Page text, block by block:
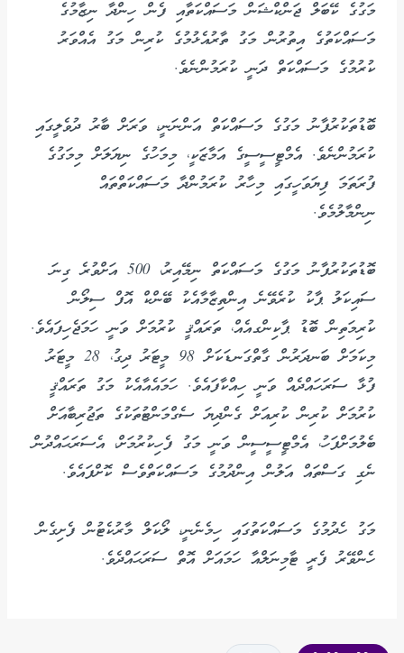
މަގުގެ ކޭބަލް ޖަންކްޝަން މަސައްކަތާއި ފެން ހިންދާ ނިޒާމުގެ
މަސައްކަތުގެ އިތުރުން މަގު ތާރުއެޅުމުގެ ކުރިން މަގު އެއްވަރު
ކުރުމުގެ މަސައްކަތް ދަނީ ކުރަމުންނެވެ.
ބޮޑުތަކުރުފާނު މަގުގެ މަސައްކަތް އަންނަނީ، ވަރަށް ބާރު ދުވެލީގައި
ކުރަމުންނެވެ. އެމްޓީސީސީގެ އަމާޒަކީ، މިމަހުގެ ނިޔަލަށް މިމަގުގެ
ފުރަތަމަ ފިޔަވަހީގައި މިހާރު ކުރަމުންދާ މަސައްކަތްތައް
ނިންމާލުމެވެ.
ބޮޑުތަކުރުފާނު މަގުގެ މަސައްކަތް ނިމޭއިރު، 500 އަށްވުރެ ގިނަ
ސައިކަލު ޕާކު ކުރެވޭނެ އިންތިޒާމާއެކު ބޭންކް އޮފް ސިލޯން
ކުރިމަތިން ބޮޑު ޕާކިންގއެއް، ތަރައްޤީ ކުރުމަށް ވަނީ ހަމަޖެހިފައެވެ.
މިކަމަށް ބަނދަރުން ގާތްގަނޑަކަށް 98 މީޓަރު ދިގު، 28 މީޓަރު
ފުޅާ ސަރަހައްދެއް ވަނީ ހިއްކާފައެވެ. ހަމައެއާއެކު މަގު ތަރައްޤީ
ކުރުމަށް ކުރިން ކުރިއަށް ގެންދިޔަ ސެގްމަންޓުތަކުގެ ތަޖުރިބާއަށް
ބެލުމަށްފަހު، އެމްޓީސީސީން ވަނީ މަގު ފެހިކުރުމަށް، އެސަރަޙައްދުން
ނެގި ގަސްތައް އަލުން އިންދުމުގެ މަސައްކަތްވެސް ކޮށްފައެވެ.
މަގު ހެދުމުގެ މަސައްކަތުގައި ހިމެނެނީ، ލޯކަލް މާރުކެޓުން ފެށިގެން
ހެންވޭރު ފެރީ ޓާމިނަލްއާ ހަމައަށް އޮތް ސަރަޙައްދެވެ.